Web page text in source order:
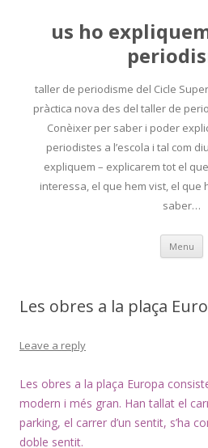
us ho
taller de periodisme del Cicle
pràctica nova des del taller de
Conèixer per saber i poder
periodistes a l’escola i tal com
expliquem – explicarem tot el
interessa, el que hem vist, el que
saber…
Menu
Les obres a la plaça
Leave a reply
Les obres a la plaça Europa
modern i més gran. Han tallat el
parking, el carrer d’un sentit, s’ha
doble sentit.